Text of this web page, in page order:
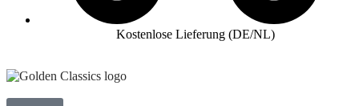
Kostenlose Lieferung (DE/NL)